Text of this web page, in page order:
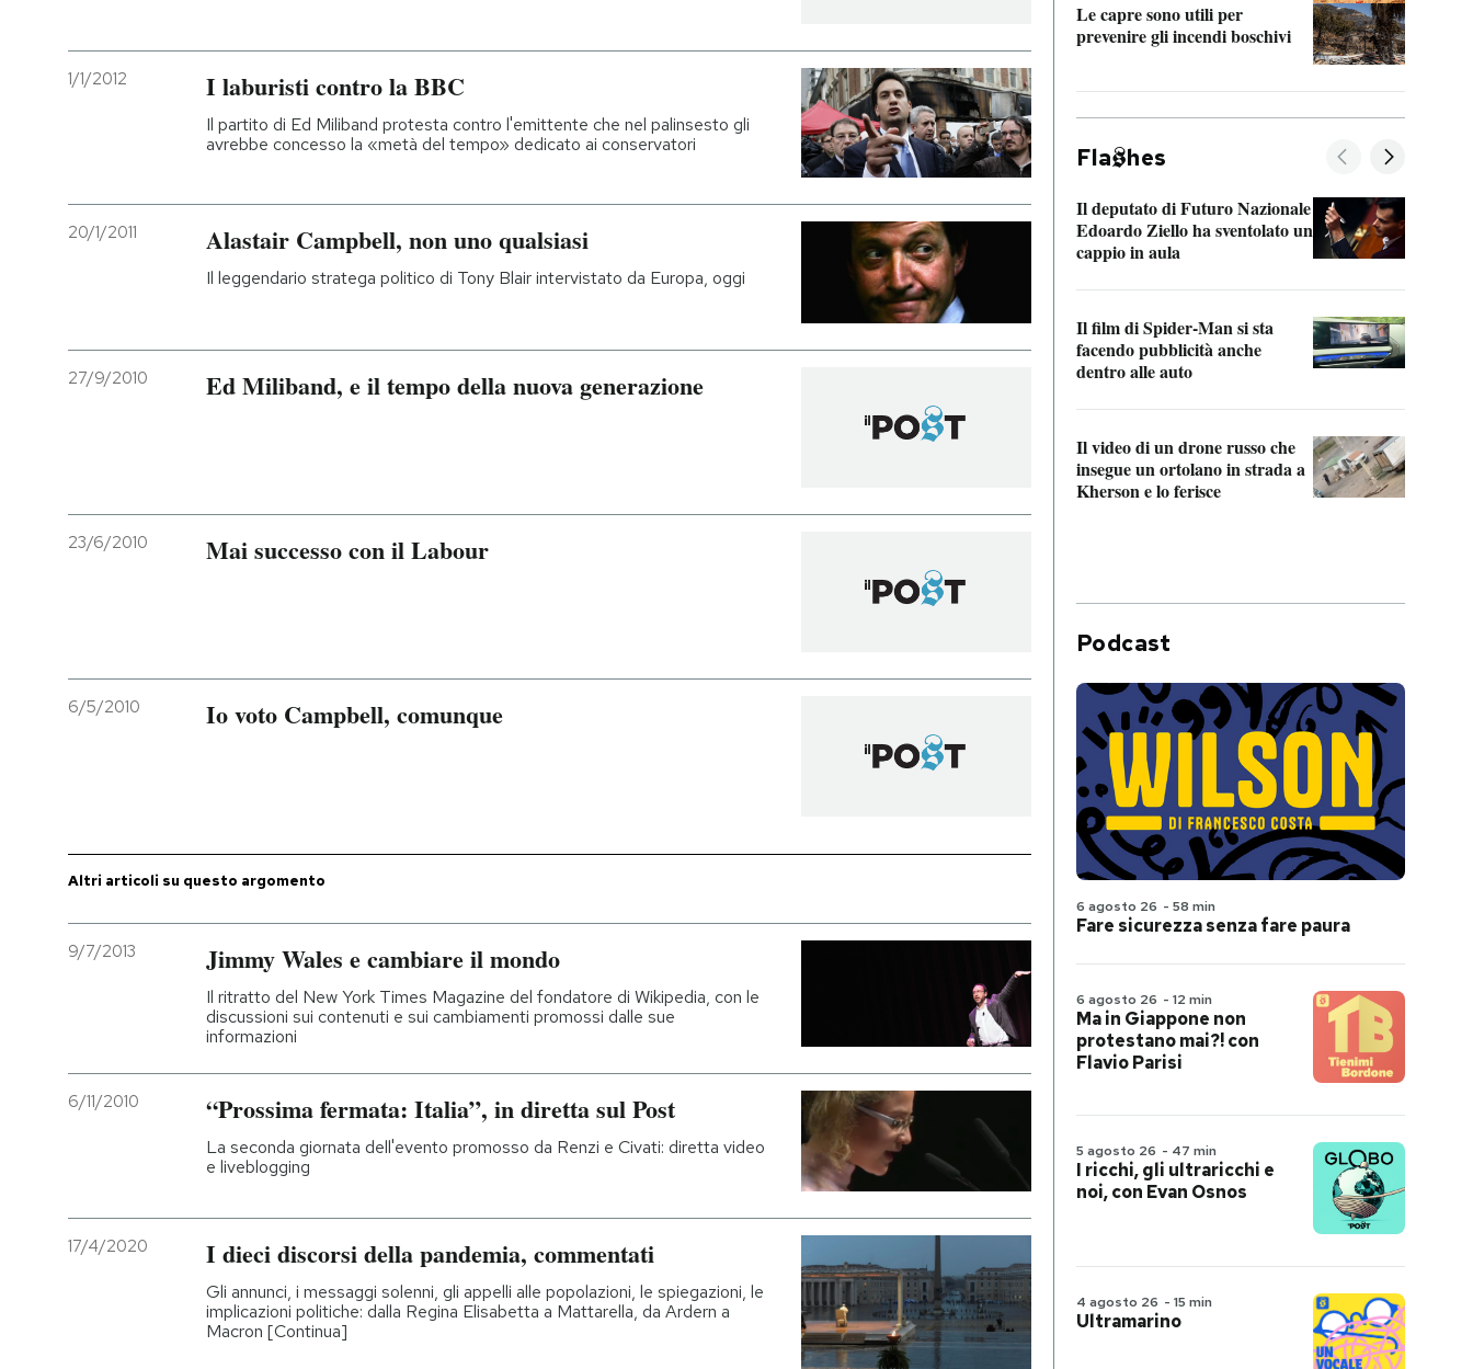
AREA PERSONALE
1/1/2012 I laburisti contro la BBC
Il partito di Ed Miliband protesta contro l'emittente che nel palinsesto gli
avrebbe concesso la «metà del tempo» dedicato ai conservatori
20/1/2011 Alastair Campbell, non uno qualsiasi
Il leggendario stratega politico di Tony Blair intervistato da Europa, oggi
27/9/2010 Ed Miliband, e il tempo della nuova generazione
23/6/2010 Mai successo con il Labour
6/5/2010 Io voto Campbell, comunque
Altri articoli su questo argomento
9/7/2013 Jimmy Wales e cambiare il mondo
Il ritratto del New York Times Magazine del fondatore di Wikipedia, con le
discussioni sui contenuti e sui cambiamenti promossi dalle sue
informazioni
6/11/2010 “Prossima fermata: Italia”, in diretta sul Post
La seconda giornata dell'evento promosso da Renzi e Civati: diretta video
e liveblogging
17/4/2020 I dieci discorsi della pandemia, commentati
Gli annunci, i messaggi solenni, gli appelli alle popolazioni, le spiegazioni, le
implicazioni politiche: dalla Regina Elisabetta a Mattarella, da Ardern a
Macron [Continua]
Le capre sono utili per
prevenire gli incendi boschivi
Fla hes
Il deputato di Futuro Nazionale
Edoardo Ziello ha sventolato un
cappio in aula
Il film di Spider-Man si sta
facendo pubblicità anche
dentro alle auto
Il video di un drone russo che
insegue un ortolano in strada a
Kherson e lo ferisce
Podcast
6 agosto 26 - 58 min
Fare sicurezza senza fare paura
6 agosto 26 - 12 min
Ma in Giappone non
protestano mai?! con
Flavio Parisi
5 agosto 26 - 47 min
I ricchi, gli ultraricchi e
noi, con Evan Osnos
4 agosto 26 - 15 min
Ultramarino